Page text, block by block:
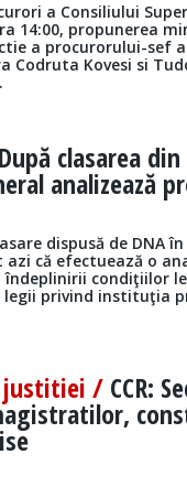
a Consiliului
14:00, propunerea
a procurorului-sef
Codruta Kovesi si
După clasarea
analizează
dispusă de DNA
azi că efectuează o
condiţiilor
legii privind instituţia
justitiei / CCR: